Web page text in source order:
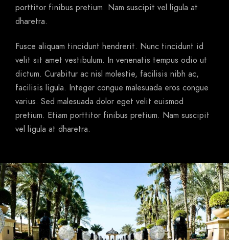
porttitor finibus pretium. Nam suscipit vel ligula at
dharetra.
Fusce aliquam tincidunt hendrerit. Nunc tincidunt id
velit sit amet vestibulum. In venenatis tempus odio ut
dictum. Curabitur ac nisl molestie, facilisis nibh ac,
facilisis ligula. Integer congue malesuada eros congue
varius. Sed malesuada dolor eget velit euismod
pretium. Etiam porttitor finibus pretium. Nam suscipit
vel ligula at dharetra.